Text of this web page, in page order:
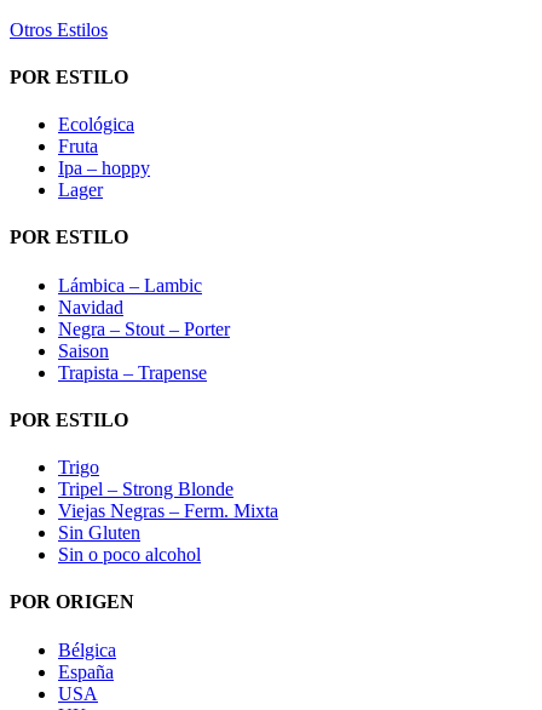
Otros Estilos
POR ESTILO
Ecológica
Fruta
Ipa – hoppy
Lager
POR ESTILO
Lámbica – Lambic
Navidad
Negra – Stout – Porter
Saison
Trapista – Trapense
POR ESTILO
Trigo
Tripel – Strong Blonde
Viejas Negras – Ferm. Mixta
Sin Gluten
Sin o poco alcohol
POR ORIGEN
Bélgica
España
USA